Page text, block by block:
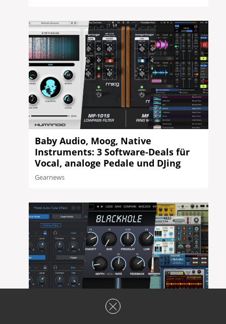
Baby Audio, Moog, Native
Instruments: 3 Software-Deals für
Vocal, analoge Pedale und DJing
Gearnews